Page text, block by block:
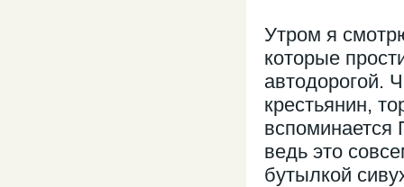
Утром я
которые
автодорогой.
крестьянин,
ведь это
бутылкой